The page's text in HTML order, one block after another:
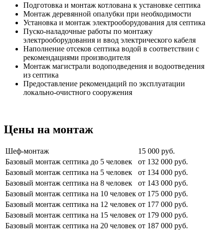
Подготовка и монтаж котлована к установке септика
Монтаж деревянной опалубки при необходимости
Установка и монтаж электрооборудования для септика
Пуско-наладочные работы по монтажу
электрооборудования и ввод электрического кабеля
Наполнение отсеков септика водой в соответствии с
рекомендациями производителя
Монтаж магистрали водоподведения и водоотведения
из септика
Предоставление рекомендаций по эксплуатации
локально-очистного сооружения
Цены на монтаж
Шеф-монтаж
15 000 руб.
Базовый монтаж септика до 5 человек
от 132 000 руб.
Базовый монтаж септика на 5 человек
от 134 000 руб.
Базовый монтаж септика на 8 человек
от 143 000 руб.
Базовый монтаж септика на 10 человек от 175 000 руб.
Базовый монтаж септика на 12 человек от 177 000 руб.
Базовый монтаж септика на 15 человек от 179 000 руб.
Базовый монтаж септика на 20 человек от 187 000 руб.